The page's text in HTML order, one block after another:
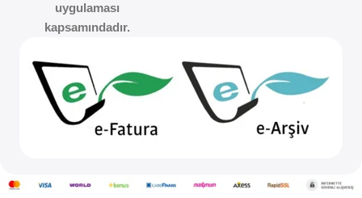
uygulaması
kapsamındadır.